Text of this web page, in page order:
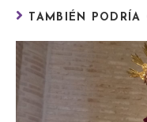
TAMBIÉN PODRÍA